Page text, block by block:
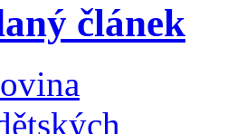
článek